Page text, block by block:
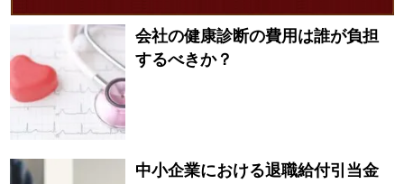
会社の健康診断の費用は誰が負担
するべきか？
中小企業における退職給付引当金